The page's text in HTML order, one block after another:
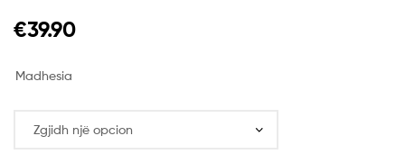
€39.90
Madhesia